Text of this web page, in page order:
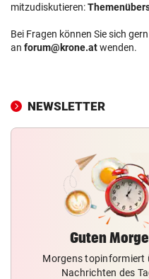
mitzudiskutieren:
Bei Fragen können Sie sich
an forum@krone.atwenden.
NEWSLETTER
Guten
Morgens topinformiert
Nachrichten des